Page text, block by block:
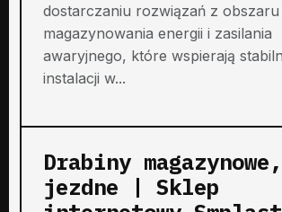
dostarczaniu rozwiązań z obszaru
magazynowania energii i zasilania
awaryjnego, które wspierają
instalacji w...
Drabiny magazynowe,
jezdne | Sklep